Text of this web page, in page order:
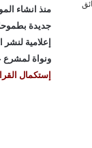
جديدة
إعلامية لنشر
ونواة
إستكمال